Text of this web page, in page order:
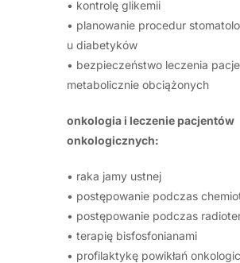
• kontrolę glikemii
• planowanie procedur
u diabetyków
• bezpieczeństwo leczenia
metabolicznie obciążonych
onkologia i leczenie pacjentów
onkologicznych:
• raka jamy ustnej
• postępowanie podczas
• postępowanie podczas
• terapię bisfosfonianami
• profilaktykę powikłań